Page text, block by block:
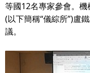
等國12名專家參會。
(以下簡稱“儀綜所”)盧
議。